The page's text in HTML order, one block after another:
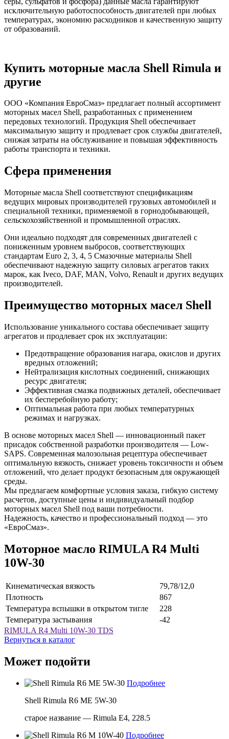
исключительную работоспособность двигателей при любых
температурах, экономию расходников и качественную защиту
от образований.
Купить моторные масла Shell Rimula и
другие
ООО «Компания ЕвроСмаз» предлагает полный ассортимент
моторных масел Shell, разработанных с применением
передовых технологий. Продукция Shell обеспечивает
максимальную защиту и продлевает срок службы двигателей,
снижая затраты на обслуживание и повышая эффективность
работы транспорта и техники.
Сфера применения
Моторные масла Shell соответствуют спецификациям
ведущих мировых производителей грузовых автомобилей и
специальной техники, применяемой в горнодобывающей,
сельскохозяйственной и промышленной отраслях.
Они идеально подходят для современных двигателей с
пониженным уровнем выбросов, соответствующих
стандартам Euro 2, 3, 4, 5 Смазочные материалы Shell
обеспечивают надежную защиту силовых агрегатов таких
марок, как Iveco, DAF, MAN, Volvo, Renault и других ведущих
производителей.
Преимущество моторных масел Shell
Использование уникального состава обеспечивает защиту
агрегатов и продлевает срок их эксплуатации:
Предотвращение образования нагара, окислов и других
вредных отложений;
Нейтрализация кислотных соединений, снижающих
ресурс двигателя;
Эффективная смазка подвижных деталей, обеспечивает
их бесперебойную работу;
Оптимальная работа при любых температурных
режимах и нагрузках.
В основе моторных масел Shell — инновационный пакет
присадок собственной разработки производителя — Low-
SAPS. Современная малозольная рецептура обеспечивает
оптимальную вязкость, снижает уровень токсичности и объем
отложений, что делает продукт безопасным для окружающей
среды.
Мы предлагаем комфортные условия заказа, гибкую систему
расчетов, доступные цены и индивидуальный подбор
моторных масел Shell под ваши потребности.
Надежность, качество и профессиональный подход — это
«ЕвроСмаз».
Моторное масло RIMULA R4 Multi
10W-30
Кинематическая вязкость
79,78/12,0
Плотность
867
Температура вспышки в открытом тигле
228
Температура застывания
-42
RIMULA R4 Multi 10W-30 TDS
Вернуться в каталог
Может подойти
Подробнее
Shell Rimula R6 ME 5W-30
старое название — Rimula E4, 228.5
Подробнее